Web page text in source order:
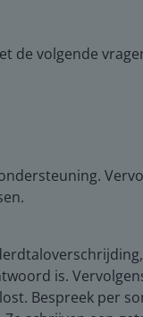
de volgende
is.
Bespreek per